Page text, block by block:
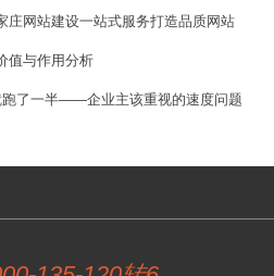
庄网站建设一站式服务打造品质网站
值与作用分析
跑了一半——企业主该重视的速度问题